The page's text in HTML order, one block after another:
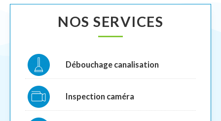
NOS SERVICES
Débouchage canalisation
Inspection caméra